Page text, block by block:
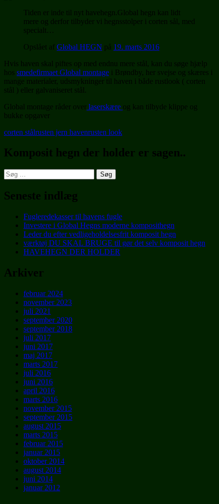
Tiden er inde til nyt havehegn.Global hegn kan lidt
mere og derfor tilbyder vi hegnsstolper i corten sål, med
specialt…
Opslået af Global HEGN på 19. marts 2016
Hvis haven skal piftes op med endnu mere stål, kan du søge hjælp
hos smedefirmaet Global montage i Brøndby, her svejse og skæres i
mange materialer, udsmykninger til haven i både rustlook ( corten
stål ) eller galvaniseret stål.
Global montage råder over laserskære og kan tilbyde klippe og
bukke opgaver
corten stålrusten jern havenrusten look
Komposit hegn der holder er sagen..
Søg
efter:
Seneste indlæg
Fugleredekasser til havens fugle
Investere i Global Hegns moderne komposithegn
Leder du efter vedligeholdelsesfrit komposit hegn
værktøj DU SKAL BRUGE til gør det selv komposit hegn
HAVEHEGN DER HOLDER
Arkiver
februar 2024
november 2023
juli 2021
september 2020
september 2018
juli 2017
juni 2017
maj 2017
marts 2017
juli 2016
juni 2016
april 2016
marts 2016
november 2015
september 2015
august 2015
marts 2015
februar 2015
januar 2015
oktober 2014
august 2014
juni 2014
januar 2012